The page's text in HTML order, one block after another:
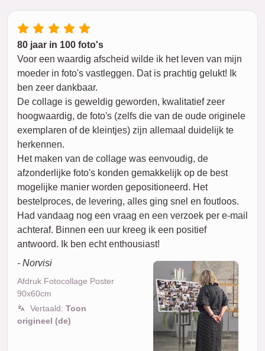
80 jaar in 100 foto's
Voor een waardig afscheid wilde ik het leven van mijn
moeder in foto's vastleggen. Dat is prachtig gelukt! Ik
ben zeer dankbaar.
De collage is geweldig geworden, kwalitatief zeer
hoogwaardig, de foto's (zelfs die van de oude originele
exemplaren of de kleintjes) zijn allemaal duidelijk te
herkennen.
Het maken van de collage was eenvoudig, de
afzonderlijke foto's konden gemakkelijk op de best
mogelijke manier worden gepositioneerd. Het
bestelproces, de levering, alles ging snel en foutloos.
Had vandaag nog een vraag en een verzoek per e-mail
achteraf. Binnen een uur kreeg ik een positief
antwoord. Ik ben echt enthousiast!
- Norvisi
Afdruk Fotocollage Poster
90x60cm
Vertaald: Toon
origineel (de)